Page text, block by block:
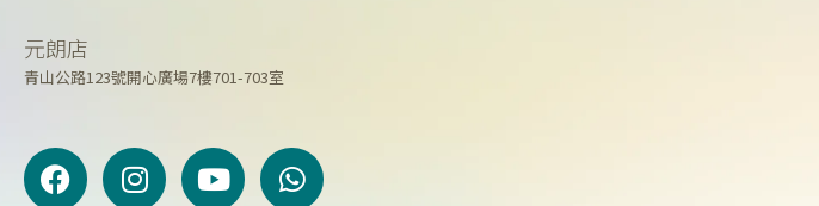
元朗店
青山公路123號開心廣場7樓701-703室
F
a
I
n
Y
o
W
h